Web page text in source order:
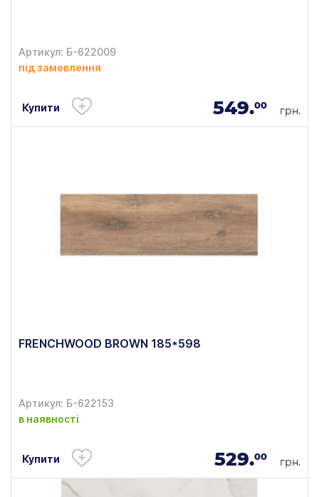
Артикул: Б-622009
під замовлення
Купити 549.00 грн.
FRENCHWOOD BROWN 185*598
Артикул: Б-622153
в наявності
Купити 529.00 грн.